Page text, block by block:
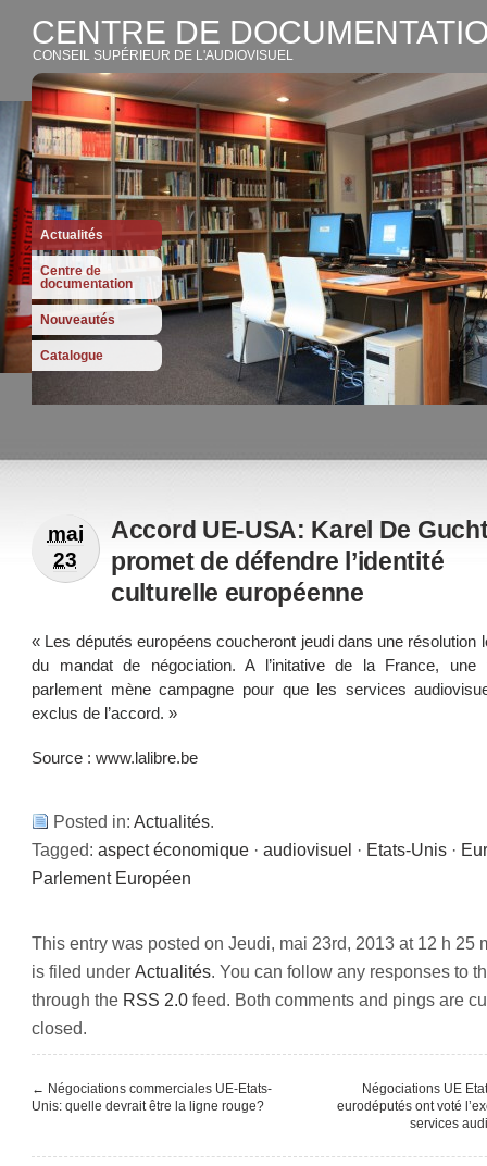
CENTRE DE
CONSEIL SUPÉRIEUR DE L'AUDIOVISUEL
Actualités
Centre de
documentation
Nouveautés
Catalogue
mai
23
Accord UE-USA: Karel De
promet de défendre l’identité
culturelle européenne
« Les députés européens coucheront jeudi dans une résolution
du mandat de négociation. A l’initative de la France, une
parlement mène campagne pour que les services
exclus de l’accord. »
Source : www.lalibre.be
Posted in: Actualités.
Tagged: aspect économique · audiovisuel · Etats-Unis ·
Parlement Européen
This entry was posted on Jeudi, mai 23rd, 2013 at 12 h 25
is filed under Actualités. You can follow any responses to
through the RSS 2.0 feed. Both comments and pings are
closed.
← Négociations commerciales UE-Etats-
Unis: quelle devrait être la ligne rouge?
Négociations UE
eurodéputés ont voté
services